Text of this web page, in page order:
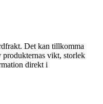
Det kan tillkomma
produkternas vikt, storlek
direkt i